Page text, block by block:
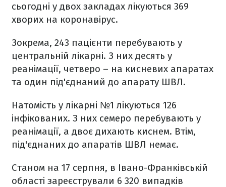
сьогодні у двох закладах лікуються 369
хворих на коронавірус.
Зокрема, 243 пацієнти перебувають у
центральній лікарні. З них десять у
реанімації, четверо – на кисневих апаратах
та один під'єднаний до апарату ШВЛ.
Натомість у лікарні №1 лікуються 126
інфікованих. З них семеро перебувають у
реанімації, а двоє дихають киснем. Втім,
під'єднаних до апаратів ШВЛ немає.
Станом на 17 серпня, в Івано-Франківській
області зареєстрували 6 320 випадків